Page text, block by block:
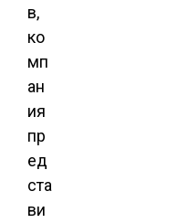
в,
ко
мп
ан
ия
пр
ед
ста
ви